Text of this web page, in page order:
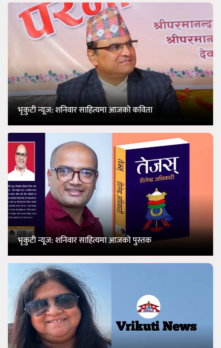
भृकुटी न्यूज: शनिवार साहित्यमा आजको कविता
भृकुटी न्यूज: शनिवार साहित्यमा आजको पुस्तक